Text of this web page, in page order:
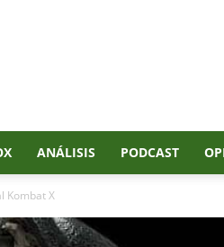
ANÁLISIS PODCAST
Kombat X